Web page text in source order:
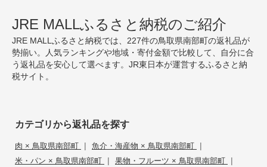
JRE MALLふるさと納税のご紹介
JRE MALLふるさと納税では、227件の鳥取県南部町の返礼品が
勢揃い。人気ランキングや地域・寄付金額で比較して、自分に合
う返礼品を安心して選べます。JR東日本が運営するふるさと納
税サイト。
カテゴリから返礼品を探す
肉 × 鳥取県南部町 | 魚介・海産物 × 鳥取県南部町 |
米・パン × 鳥取県南部町 | 果物・フルーツ × 鳥取県南部町 |